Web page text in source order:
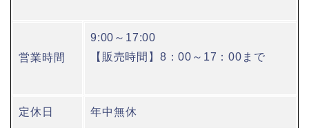
営業時間
9:00～17:00
【販売時間】8：00～17：00まで
定休日 年中無休